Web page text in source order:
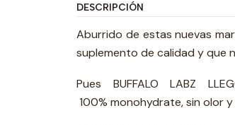
DESCRIPCIÓN
Aburrido de estas nuevas
suplemento de calidad y que
Pues BUFFALO LABZ
100% monohydrate, sin olor